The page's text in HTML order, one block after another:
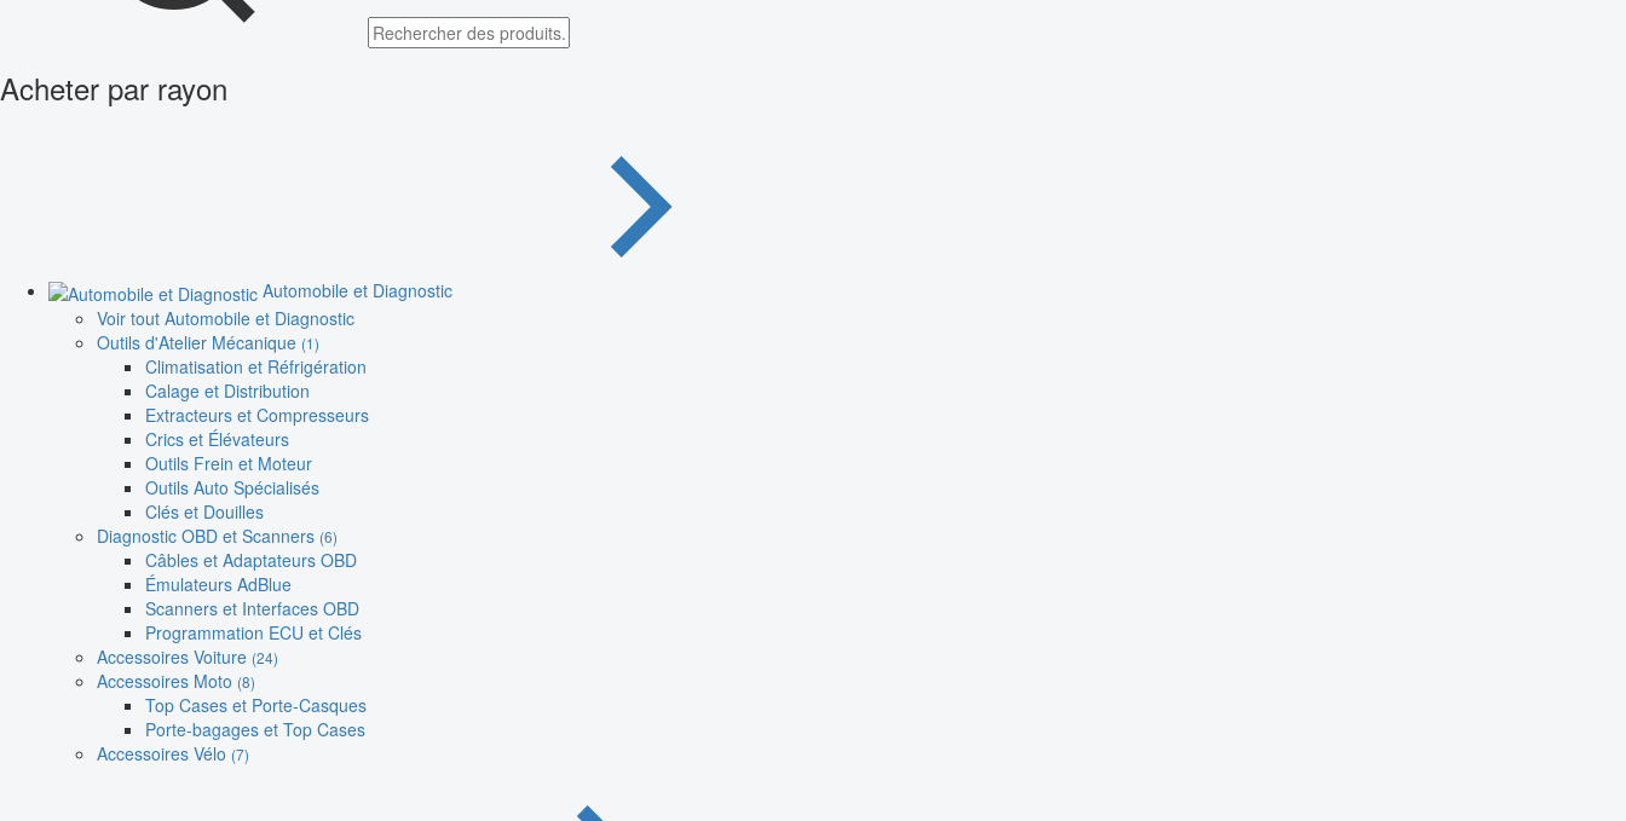
Acheter par rayon
Automobile et Diagnostic
Voir tout Automobile et Diagnostic
Outils d'Atelier Mécanique (1)
Climatisation et Réfrigération
Calage et Distribution
Extracteurs et Compresseurs
Crics et Élévateurs
Outils Frein et Moteur
Outils Auto Spécialisés
Clés et Douilles
Diagnostic OBD et Scanners (6)
Câbles et Adaptateurs OBD
Émulateurs AdBlue
Scanners et Interfaces OBD
Programmation ECU et Clés
Accessoires Voiture (24)
Accessoires Moto (8)
Top Cases et Porte-Casques
Porte-bagages et Top Cases
Accessoires Vélo (7)